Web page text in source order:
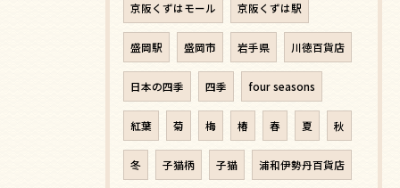
京阪くずはモール 京阪くずは駅
盛岡駅 盛岡市 岩手県 川徳百貨店
日本の四季 四季 four seasons
紅葉 菊 梅 椿 春 夏 秋
冬 子猫柄 子猫 浦和伊勢丹百貨店